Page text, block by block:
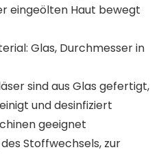
eingeölten Haut bewegt
Glas, Durchmesser in
sind aus Glas gefertigt,
und desinfiziert
geeignet
des Stoffwechsels, zur